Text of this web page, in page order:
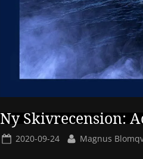
Ny Skivrecension:
Posted
2020-09-24 By
Magnus